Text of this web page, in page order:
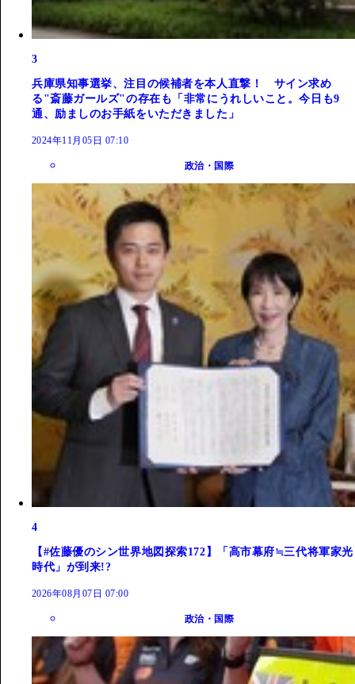
3
兵庫県知事選挙、注目の候補者を本人直撃！ サイン求め
る"斎藤ガールズ"の存在も「非常にうれしいこと。今日も9
通、励ましのお手紙をいただきました」
2024年11月05日 07:10
政治・国際
4
【#佐藤優のシン世界地図探索172】「高市幕府≒三代将軍家光
時代」が到来!?
2026年08月07日 07:00
政治・国際